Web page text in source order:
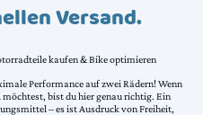
Versand.
kaufen & Bike optimieren
Performance auf zwei Rädern! Wenn
möchtest, bist du hier genau richtig. Ein
– es ist Ausdruck von Freiheit,